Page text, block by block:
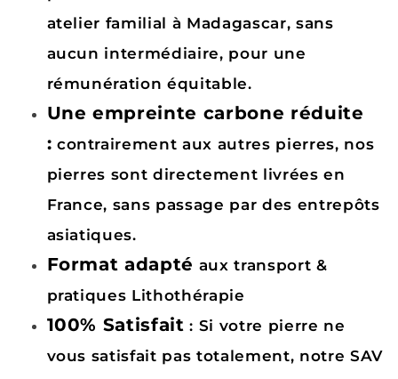
atelier familial à Madagascar, sans
aucun intermédiaire, pour une
rémunération équitable.
Une empreinte carbone réduite
: contrairement aux autres pierres, nos
pierres sont directement livrées en
France, sans passage par des entrepôts
asiatiques.
Format adapté aux transport &
pratiques Lithothérapie
100% Satisfait : Si votre pierre ne
vous satisfait pas totalement, notre SAV